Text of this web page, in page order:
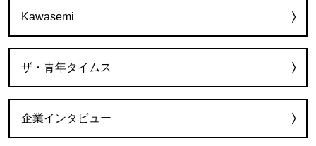
Kawasemi
ザ・青年タイムス
企業インタビュー